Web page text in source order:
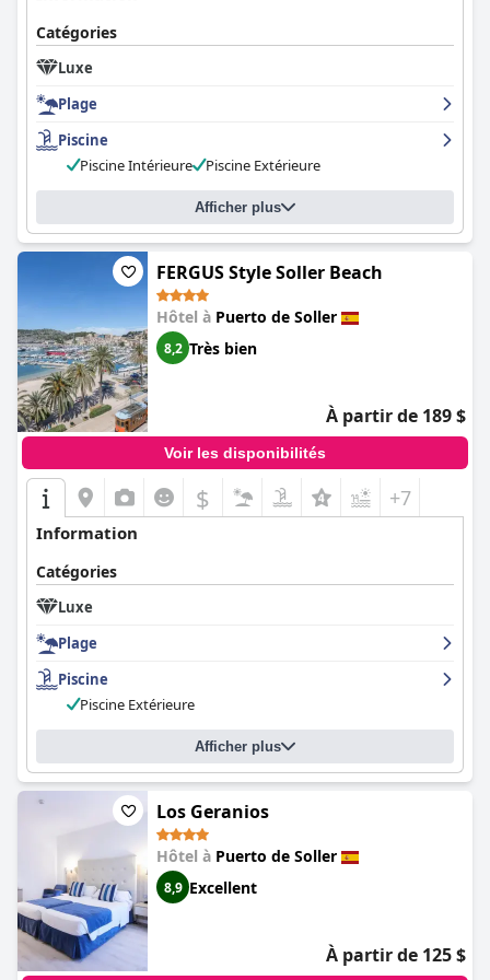
Catégories
Luxe
Plage
Piscine
Piscine Intérieure
Piscine Extérieure
Afficher plus
FERGUS Style Soller Beach
Hôtel à Puerto de Soller
8,2 Très bien
À partir de 189 $
Voir les disponibilités
$ +7
Information
Catégories
Luxe
Plage
Piscine
Piscine Extérieure
Afficher plus
Los Geranios
Hôtel à Puerto de Soller
8,9 Excellent
À partir de 125 $